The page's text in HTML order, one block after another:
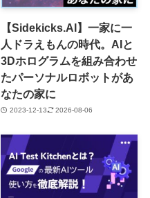
【Sidekicks.AI】一家に一
人ドラえもんの時代。AIと
3Dホログラムを組み合わせ
たパーソナルロボットがあ
なたの家に
2023-12-13 2026-08-06